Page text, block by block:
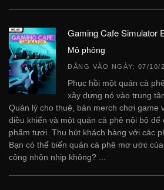
Gaming Cafe Simulator
Mô phỏng
ĐĂNG VÀO NGÀY: 07/10/
Phục hồi một quán cà
xây dựng nó vào trung
Quản lý cho thuê, bán merch chơi game
điều khiển và một quán cà phê nội bộ
phẩm tươi. Thu hút khách hàng với các
Bạn có thể biến quán cà phê mơ ước
công nhộn nhịp không? ...